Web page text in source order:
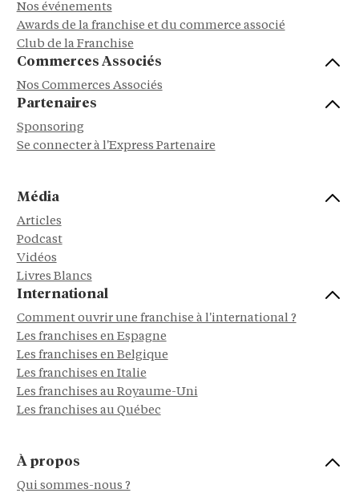
Nos événements
Awards de la franchise et du commerce associé
Club de la Franchise
Commerces Associés
Nos Commerces Associés
Partenaires
Sponsoring
Se connecter à l'Express Partenaire
Média
Articles
Podcast
Vidéos
Livres Blancs
International
Comment ouvrir une franchise à l'international ?
Les franchises en Espagne
Les franchises en Belgique
Les franchises en Italie
Les franchises au Royaume-Uni
Les franchises au Québec
À propos
Qui sommes-nous ?